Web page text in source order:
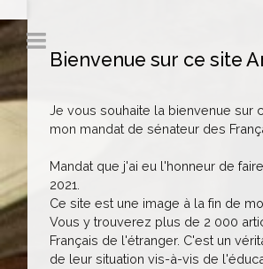
Bienvenue sur ce site
Je vous souhaite la bienvenue sur
mon mandat de sénateur des
Mandat que j'ai eu l'honneur de
2021.
Ce site est une image à la fin de
Vous y trouverez plus de 2 000
Français de l'étranger. C'est un
de leur situation vis-à-vis de